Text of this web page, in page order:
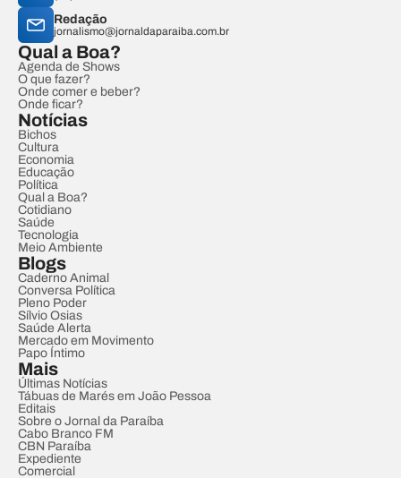
Redação
jornalismo@jornaldaparaiba.com.br
Qual a Boa?
Agenda de Shows
O que fazer?
Onde comer e beber?
Onde ficar?
Notícias
Bichos
Cultura
Economia
Educação
Política
Qual a Boa?
Cotidiano
Saúde
Tecnologia
Meio Ambiente
Blogs
Caderno Animal
Conversa Política
Pleno Poder
Sílvio Osias
Saúde Alerta
Mercado em Movimento
Papo Íntimo
Mais
Últimas Notícias
Tábuas de Marés em João Pessoa
Editais
Sobre o Jornal da Paraíba
Cabo Branco FM
CBN Paraíba
Expediente
Comercial